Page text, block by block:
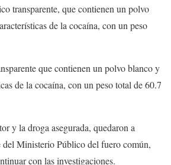
transparente, que contienen un polvo
de la cocaína, con un peso
que contienen un polvo blanco y
de la cocaína, con un peso total de 60.7
y la droga asegurada, quedaron a
Ministerio Público del fuero común,
con las investigaciones.